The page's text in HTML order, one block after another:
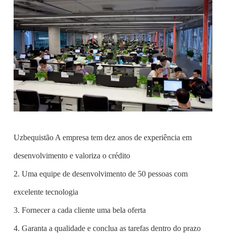
Uzbequistão A empresa tem dez anos de experiência em
desenvolvimento e valoriza o crédito
2. Uma equipe de desenvolvimento de 50 pessoas com
excelente tecnologia
3. Fornecer a cada cliente uma bela oferta
4. Garanta a qualidade e conclua as tarefas dentro do prazo